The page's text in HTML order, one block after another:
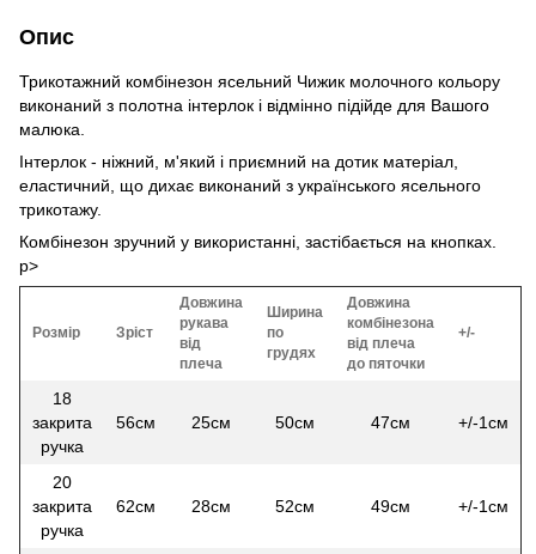
Опис
Трикотажний комбінезон ясельний Чижик молочного кольору
виконаний з полотна інтерлок і відмінно підійде для Вашого
малюка.
Інтерлок - ніжний, м'який і приємний на дотик матеріал,
еластичний, що дихає виконаний з українського ясельного
трикотажу.
Комбінезон зручний у використанні, застібається на кнопках.
p>
Розмір Зріст
Довжина
рукава
від
плеча
Ширина
по
грудях
Довжина
комбінезона
від плеча
до пяточки
+/-
18
закрита
ручка
56см 25см 50см 47см +/-1см
20
закрита
ручка
62см 28см 52см 49см +/-1см